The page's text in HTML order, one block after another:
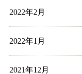
2022年2月
2022年1月
2021年12月